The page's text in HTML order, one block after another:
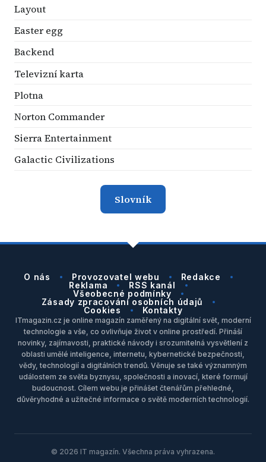
Layout
Easter egg
Backend
Televizní karta
Plotna
Norton Commander
Sierra Entertainment
Galactic Civilizations
Slovník
O nás Provozovatel webu
Redakce
Reklama
RSS kanál
Všeobecné podmínky
Zásady zpracování osobních údajů
Cookies
Kontakty
ITmagazin.cz je online magazín zaměřený na digitální svět, moderní
technologie a vše, co ovlivňuje život v online prostředí. Přináší
novinky, zajímavosti, praktické návody i srozumitelná vysvětlení z
oblasti umělé inteligence, internetu, kybernetické bezpečnosti,
vědy, technologií a digitálních trendů. Věnuje se také významným
událostem ze světa byznysu, společnosti a inovací, které formují
budoucnost. Cílem webu je přinášet čtenářům přehledné,
důvěryhodné a užitečné informace o světě moderních technologií.
© 2026 IT magazín. Všechna práva vyhrazena.